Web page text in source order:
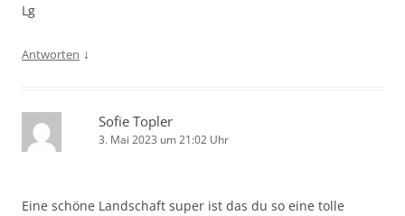
Lg
Antworten ↓
Sofie Topler
3. Mai 2023 um 21:02 Uhr
Eine schöne Landschaft super ist das du so eine tolle